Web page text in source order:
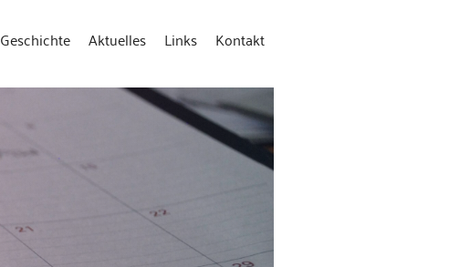
Geschichte Aktuelles Links Kontakt